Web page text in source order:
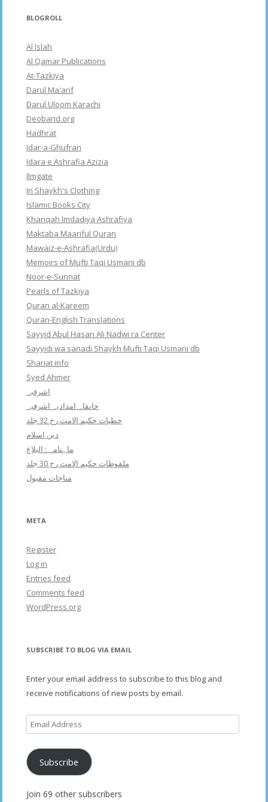
BLOGROLL
Al Islah
Al Qamar Publications
At-Tazkiya
Darul Ma'arif
Darul Uloom Karachi
Deoband.org
Hadhrat
Idar-a-Ghufran
Idara e Ashrafia Azizia
Ilmgate
In Shaykh's Clothing
Islamic Books City
Khanqah Imdadiya Ashrafiya
Maktaba Maariful Quran
Mawaiz-e-Ashrafia(Urdu)
Memoirs of Mufti Taqi Usmani db
Noor-e-Sunnat
Pearls of Tazkiya
Quran al-Kareem
Quran-English Translations
Sayyid Abul Hasan Ali Nadwi ra Center
Sayyidi wa sanadi Shaykh Mufti Taqi Usmani db
Shariat info
Syed Ahmer
اشرفبہ
خانقاہ امدادیہ اشرفیہ
خطبات حکیم الامت رح 32 جلد
دین اسلام
ماہنامہ : البلاغ
ملفوظات حکیم الامت رح 30 جلد
مناجات مقبول
META
Register
Log in
Entries feed
Comments feed
WordPress.org
SUBSCRIBE TO BLOG VIA EMAIL
Enter your email address to subscribe to this blog and
receive notifications of new posts by email.
Email
Address
Subscribe
Join 69 other subscribers